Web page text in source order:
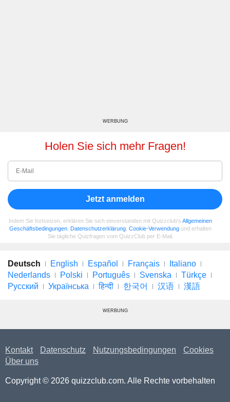
WERBUNG
Holen Sie sich mehr Fragen!
Jetzt anmelden
Indem Sie fortsetzen, erklären Sie sich einverstanden mit Quizzclub's Allgemeinen
Geschäftsbedingungen Datenschutzerklärung Cookie-Verwendung und erhalten
Sie tägliche Quizfragen vom QuizzClub per E-Mail.
Deutsch English Español Français
Italiano
Nederlands
Polski Português Svenska
Türkçe
Русский
Українська हिन्दी 한국어 汉语 漢語
WERBUNG
Kontakt Datenschutz Nutzungsbedingungen
Cookies
Über uns
Copyright © 2026 quizzclub.com. Alle Rechte vorbehalten